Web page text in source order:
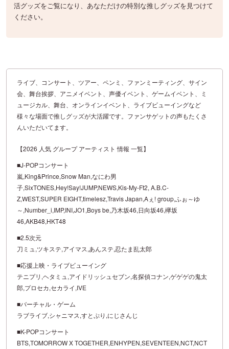
活グッズをご覧になり、あなただけの特別な推しグッズを見つけて
ください。
ライブ、コンサート、ツアー、ペンミ、ファンミーティング、サイン
会、舞台挨拶、アニメイベント、声優イベント、ゲームイベント、ミ
ュージカル、舞台、オンラインイベント、ライブビューイングなど
様々な場面で推しグッズが大活躍です。ファンサゲットの声もたくさ
んいただいてます。
【2026 人気 グループ アーティスト 情報 一覧】
■J-POPコンサート
嵐,King&Prince,Snow Man,なにわ男
子,SixTONES,Hey!Say!JUMP,NEWS,Kis-My-Ft2, A.B.C-
Z,WEST,SUPER EIGHT,timelesz,Travis Japan,Aぇ! group,ふぉ～ゆ
～,Number_i,IMP,INI,JO1,Boys be,乃木坂46,日向坂46,欅坂
46,AKB48,HKT48
■2.5次元
刀ミュ,ツキステ,アイマス,あんステ,忍たま乱太郎
■応援上映・ライブビューイング
テニプリ,ヘタミュ,アイドリッシュセブン,名探偵コナン,ゲゲゲの鬼太
郎,プロセカ,セカライ,IVE
■バーチャル・ゲーム
ラブライブ,シャニマス,すとぷり,にじさんじ
■K-POPコンサート
BTS,TOMORROW X TOGETHER,ENHYPEN,SEVENTEEN,NCT,NCT